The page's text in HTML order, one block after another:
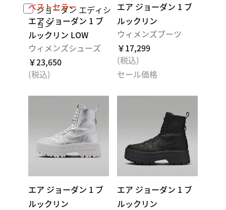
ジョーダン エディシ
ョン
ベストセラー
エア ジョーダン 1 ブ
ルックリン LOW
ウィメンズシューズ
￥23,650
(税込)
エア ジョーダン 1 ブ
ルックリン
ウィメンズブーツ
￥17,299
(税込)
セール価格
エア ジョーダン 1 ブ
ルックリン
エア ジョーダン 1 ブ
ルックリン